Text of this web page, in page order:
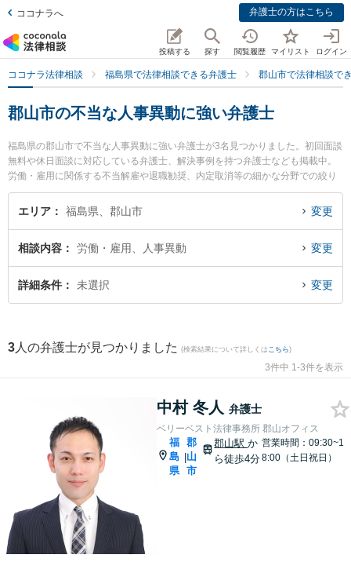
ココナラへ 弁護士の方はこちら
投稿する 探す 閲覧履歴 マイリスト ログイン
ココナラ法律相談 福島県で法律相談できる弁護士 郡山市で法律相談で
郡山市の不当な人事異動に強い弁護士
福島県の郡山市で不当な人事異動に強い弁護士が3名見つかりました。初回面談
無料や休日面談に対応している弁護士、解決事例を持つ弁護士なども掲載中。
労働・雇用に関係する不当解雇や退職勧奨、内定取消等の細かな分野での絞り
込み検索もでき便利です。特にベリーベスト法律事務所 郡山オフィスの中村 冬
人弁護士や令法律事務所の吉田 尚志弁護士、弁護士法人葵綜合法律事務所 郡山
すぐに弁護士に相談したい』『不当な人事異動のトラブル解決の実績豊富な近
くの弁護士を検索したい』『初回相談無料で不当な人事異動を法律相談できる
郡山市内の弁護士に相談予約したい』などでお困りの相談者さんにおすすめで
エリア 福島県、郡山市 変更
相談内容 労働・雇用、人事異動 変更
詳細条件 未選択 変更
3 人の弁護士が見つかりました (検索結果について詳しくは こちら)
3件中 1-3件を表示
中村 冬人 弁護士
ベリーベスト法律事務所 郡山オフィス
福
島
県
|
郡
山
市
郡山駅か
ら徒歩4分
営業時間：09:30~1
8:00（土日祝日）